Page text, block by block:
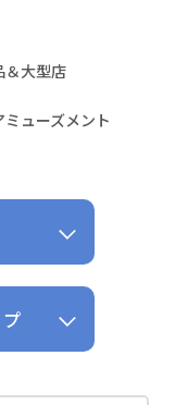
＆大型店
ューズメント